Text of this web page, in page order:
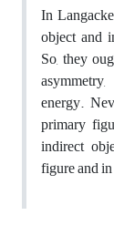
In
object and
So, they
energy.
primary
indirect
figure and